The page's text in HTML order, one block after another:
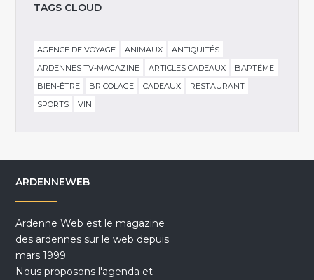
TAGS CLOUD
AGENCE DE VOYAGE ANIMAUX
ANTIQUITÉS
ARDENNES TV-MAGAZINE
ARTICLES CADEAUX
BAPTÊME
BIEN-ÊTRE
BRICOLAGE CADEAUX
RESTAURANT
SPORTS
VIN
ARDENNEWEB
Ardenne Web est le magazine
des ardennes sur le web depuis
mars 1999.
Nous proposons l'agenda et